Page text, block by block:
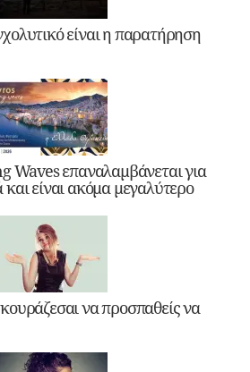
είναι η παρατήρηση
Waves επαναλαμβάνεται για
και είναι ακόμα μεγαλύτερο
να προσπαθείς να